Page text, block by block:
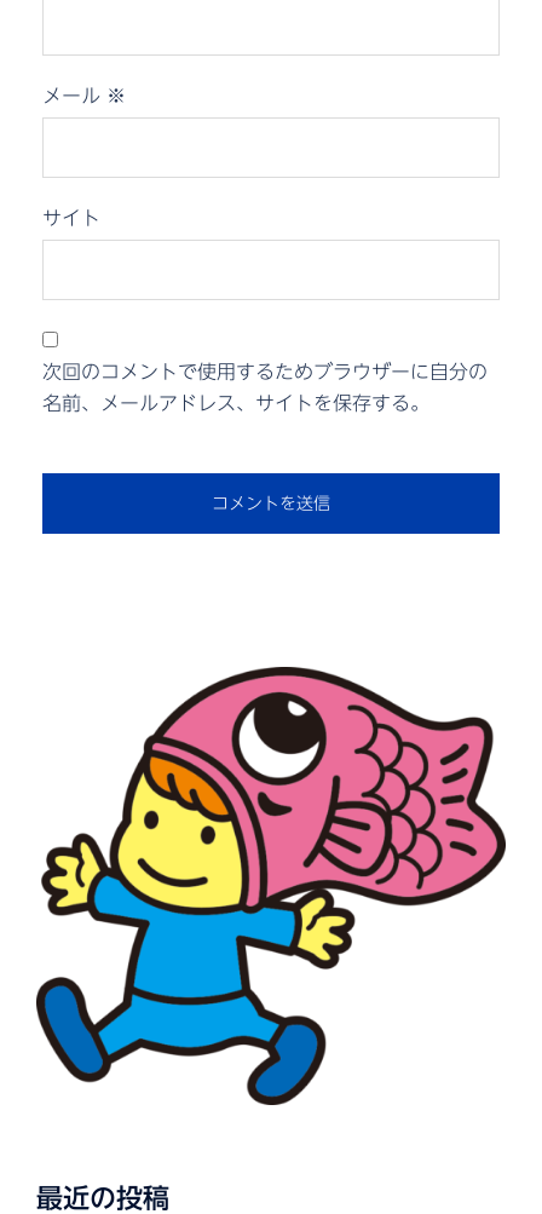
メール ※
サイト
次回のコメントで使用するためブラウザーに自分の
名前、メールアドレス、サイトを保存する。
最近の投稿